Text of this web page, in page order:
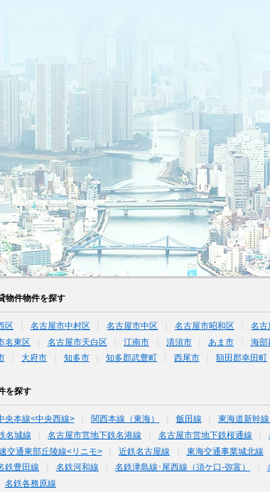
物件物件を探す
区 名古屋市中村区 名古屋市中区 名古屋市昭和区 名古
名東区 名古屋市天白区 江南市 清須市 あま市 海部
大府市 知多市 知多郡武豊町 西尾市 額田郡幸田町
を探す
央本線<中央西線> 関西本線（東海） 飯田線 東海道新幹線
名城線 名古屋市営地下鉄名港線 名古屋市営地下鉄桜通線
交通東部丘陵線<リニモ> 近鉄名古屋線 東海交通事業城北線
鉄豊田線 名鉄河和線 名鉄津島線･尾西線（須ケ口-弥富）
名鉄各務原線